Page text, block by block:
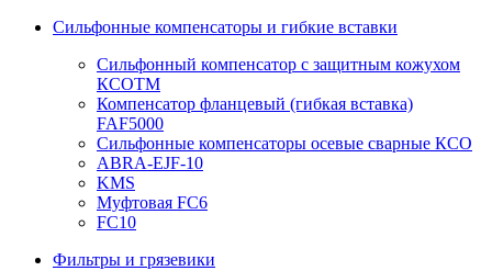
Сильфонные компенсаторы и гибкие вставки
Сильфонный компенсатор с защитным кожухом
КСОТM
Компенсатор фланцевый (гибкая вставка)
FAF5000
Сильфонные компенсаторы осевые сварные КСО
ABRA-EJF-10
KMS
Муфтовая FC6
FC10
Фильтры и грязевики